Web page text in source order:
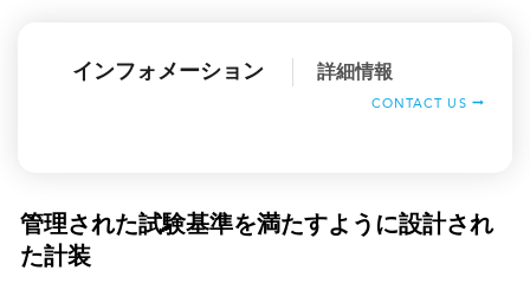
インフォメーション 詳細情報
CONTACT US
管理された試験基準を満たすように設計され
た計装